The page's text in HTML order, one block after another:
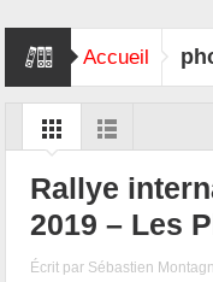
Accueil
Rallye
2019 – Les
Écrit par Sébastien